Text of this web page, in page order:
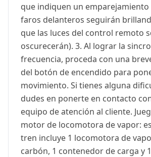
que indiquen un emparejamiento
faros delanteros seguirán
que las luces del control remoto
oscurecerán). 3. Al lograr la
frecuencia, proceda con una
del botón de encendido para
movimiento. Si tienes alguna
dudes en ponerte en contacto
equipo de atención al cliente.
motor de locomotora de vapor:
tren incluye 1 locomotora de
carbón, 1 contenedor de carga y